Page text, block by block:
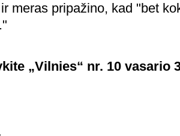
meras pripažino, kad "bet
„Vilnies“ nr. 10 vasario